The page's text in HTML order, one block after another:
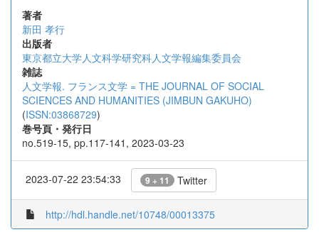
著者
新田 孝行
出版者
東京都立大学人文科学研究科人文学報編集委員会
雑誌
人文学報. フランス文学 = THE JOURNAL OF SOCIAL
SCIENCES AND HUMANITIES (JIMBUN GAKUHO)
(ISSN:03868729)
巻号頁・発行日
no.519-15, pp.117-141, 2023-03-23
2023-07-22 23:54:33 9 + 11 Twitter
http://hdl.handle.net/10748/00013375